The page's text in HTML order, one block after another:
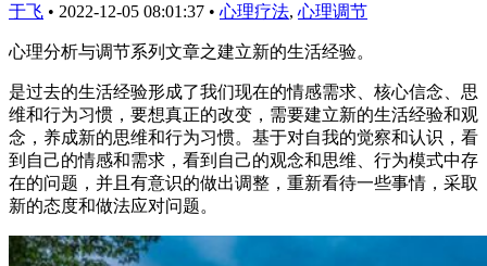
于飞 • 2022-12-05 08:01:37 • 心理疗法, 心理调节
心理分析与调节系列文章之建立新的生活经验。
是过去的生活经验形成了我们现在的情感需求、核心信念、思
维和行为习惯，要想真正的改变，需要建立新的生活经验和观
念，养成新的思维和行为习惯。基于对自我的觉察和认识，看
到自己的情感和需求，看到自己的观念和思维、行为模式中存
在的问题，并且有意识的做出调整，重新看待一些事情，采取
新的态度和做法应对问题。